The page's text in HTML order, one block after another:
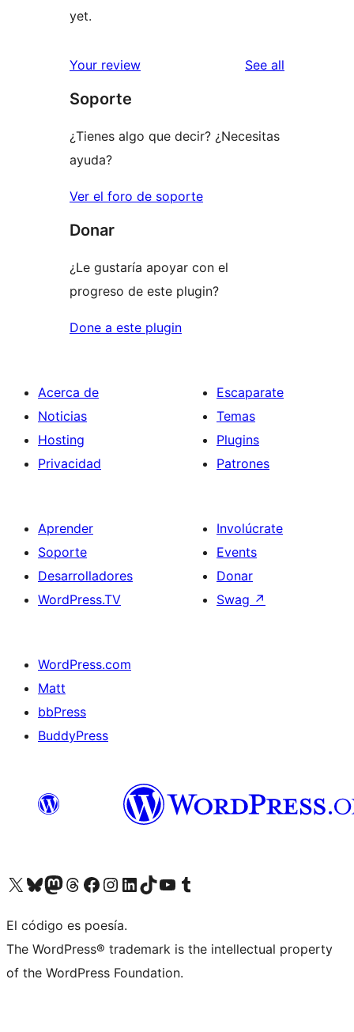
yet.
Your review See all
Soporte
¿Tienes algo que decir? ¿Necesitas
ayuda?
Ver el foro de soporte
Donar
¿Le gustaría apoyar con el
progreso de este plugin?
Done a este plugin
Acerca de
Noticias
Hosting
Privacidad
Escaparate
Temas
Plugins
Patrones
Aprender
Soporte
Desarrolladores
WordPress.TV
Involúcrate
Events
Donar
Swag ↗
WordPress.com
Matt
bbPress
BuddyPress
Visit our X (formerly Twitter) account
Visit our Bluesky account
Visita nuestra cuenta de Twitter
Visit our Threads account
Visita nuestra página de Facebook
Visite nuestra cuenta de Instagram
Visit our LinkedIn account
Visit our TikTok account
Visit our YouTube channel
Visit our Tumblr account
El código es poesía.
The WordPress® trademark is the intellectual property
of the WordPress Foundation.